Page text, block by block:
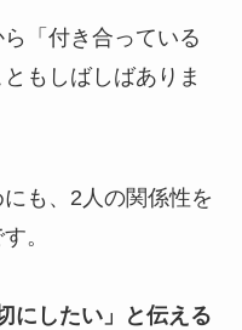
「付き合っている
もしばしばありま
も、2人の関係性を
。
にしたい」と伝える